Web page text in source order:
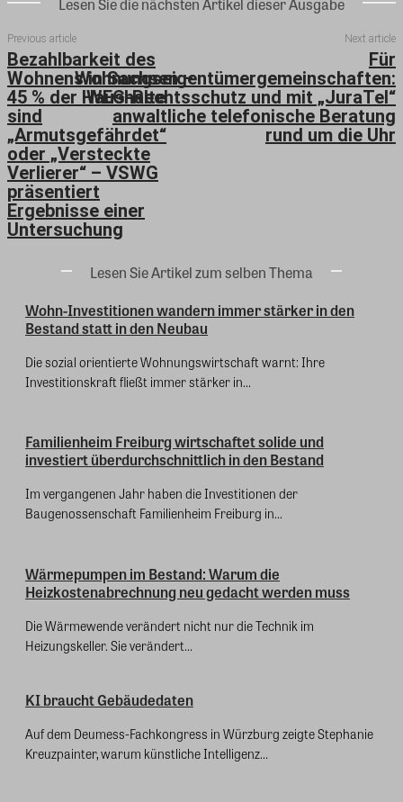
Previous article
Bezahlbarkeit des
Wohnens in Sachsen –
45 % der Haushalte
sind
„Armutsgefährdet“
oder „Versteckte
Verlierer“ – VSWG
präsentiert
Ergebnisse einer
Untersuchung
Next article
Für
Wohnungseigentümergemeinschaften:
WEG-Rechtsschutz und mit „JuraTel“
anwaltliche telefonische Beratung
rund um die Uhr
Lesen Sie Artikel zum selben Thema
Wohn-Investitionen wandern immer stärker in den
Bestand statt in den Neubau
Die sozial orientierte Wohnungswirtschaft warnt: Ihre
Investitionskraft fließt immer stärker in...
Familienheim Freiburg wirtschaftet solide und
investiert überdurchschnittlich in den Bestand
Im vergangenen Jahr haben die Investitionen der
Baugenossenschaft Familienheim Freiburg in...
Wärmepumpen im Bestand: Warum die
Heizkostenabrechnung neu gedacht werden muss
Die Wärmewende verändert nicht nur die Technik im
Heizungskeller. Sie verändert...
KI braucht Gebäudedaten
Auf dem Deumess-Fachkongress in Würzburg zeigte Stephanie
Kreuzpainter, warum künstliche Intelligenz...